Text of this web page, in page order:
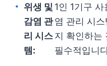
위생 및
감염 관
리 시스
템:
1인 1기구
염 관리 시
지 확인하는
필수적입니